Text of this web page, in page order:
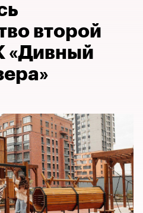
второй
«Дивный